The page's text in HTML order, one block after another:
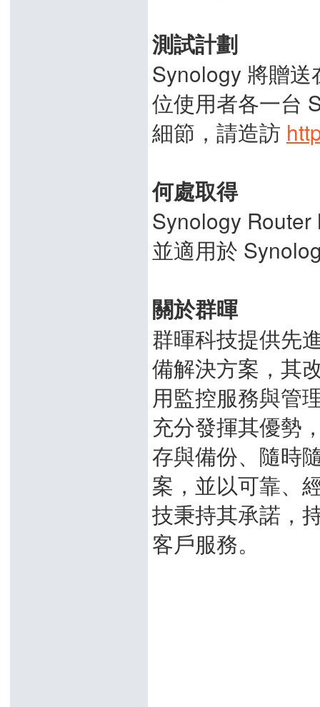
測試計劃
Synology 將贈
位使用者各一台
細節，請造訪
何處取得
Synology
並適用於
關於群暉
群暉科技提供先
備解決方案，其
用監控服務與管
充分發揮其優勢
存與備份、隨時
案，並以可靠、
技秉持其承諾，
客戶服務。